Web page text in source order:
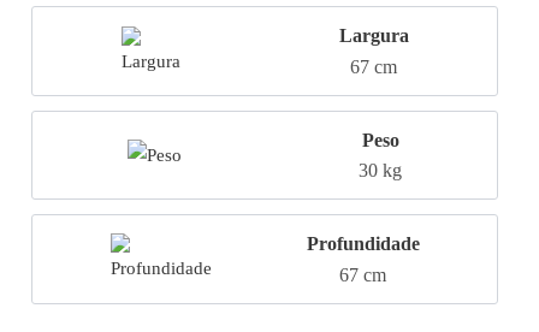
Largura
67 cm
Peso
30 kg
Profundidade
67 cm